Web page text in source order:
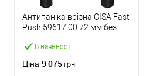
В наявності
Антипаніка врізна CISA Fast
Push 59617.00 72 мм без
Ціна 9 075 грн.